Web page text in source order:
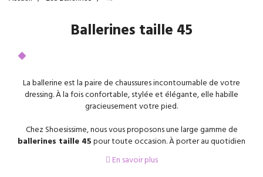
Ballerines taille 45
La ballerine est la paire de chaussures incontournable de votre
dressing. À la fois confortable, stylée et élégante, elle habille
gracieusement votre pied.
Chez Shoesissime, nous vous proposons une large gamme de
ballerines taille 45pour toute occasion. À porter au quotidien
pour une journée shopping, un café en terrasse ou une balade en ville,
la ballerine en cuir sera idéale. Classique et intemporelle, la ballerine se
En savoir plus